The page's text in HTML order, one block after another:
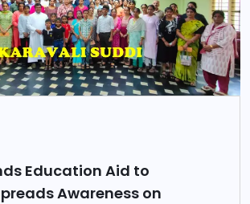
Education Aid to
Awareness on